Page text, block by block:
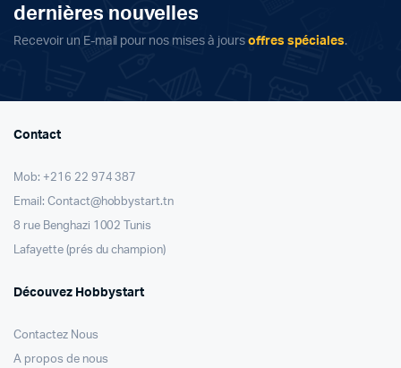
dernières nouvelles
Recevoir un E-mail pour nos mises à jours offres spéciales.
Contact
Mob: +216 22 974 387
Email: Contact@hobbystart.tn
8 rue Benghazi 1002 Tunis
Lafayette (prés du champion)
Découvez Hobbystart
Contactez Nous
A propos de nous